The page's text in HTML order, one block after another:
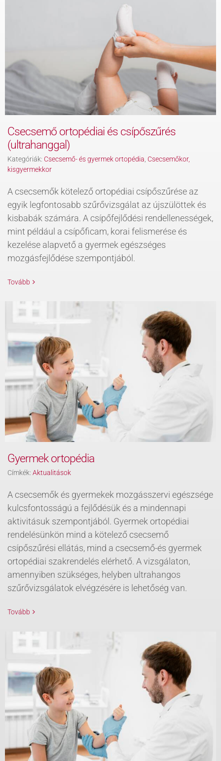
Csecsemő ortopédiai és csípőszűrés
(ultrahanggal)
Kategóriák: Csecsemő- és gyermek ortopédia, Csecsemőkor,
kisgyermekkor
A csecsemők kötelező ortopédiai csípőszűrése az
egyik legfontosabb szűrővizsgálat az újszülöttek és
kisbabák számára. A csípőfejlődési rendellenességek,
mint például a csípőficam, korai felismerése és
kezelése alapvető a gyermek egészséges
mozgásfejlődése szempontjából.
Tovább
Gyermek ortopédia
Címkék: Aktualitások
A csecsemők és gyermekek mozgásszervi egészsége
kulcsfontosságú a fejlődésük és a mindennapi
aktivitásuk szempontjából. Gyermek ortopédiai
rendelésünkön mind a kötelező csecsemő
csípőszűrési ellátás, mind a csecsemő-és gyermek
ortopédiai szakrendelés elérhető. A vizsgálaton,
amennyiben szükséges, helyben ultrahangos
szűrővizsgálatok elvégzésére is lehetőség van.
Tovább